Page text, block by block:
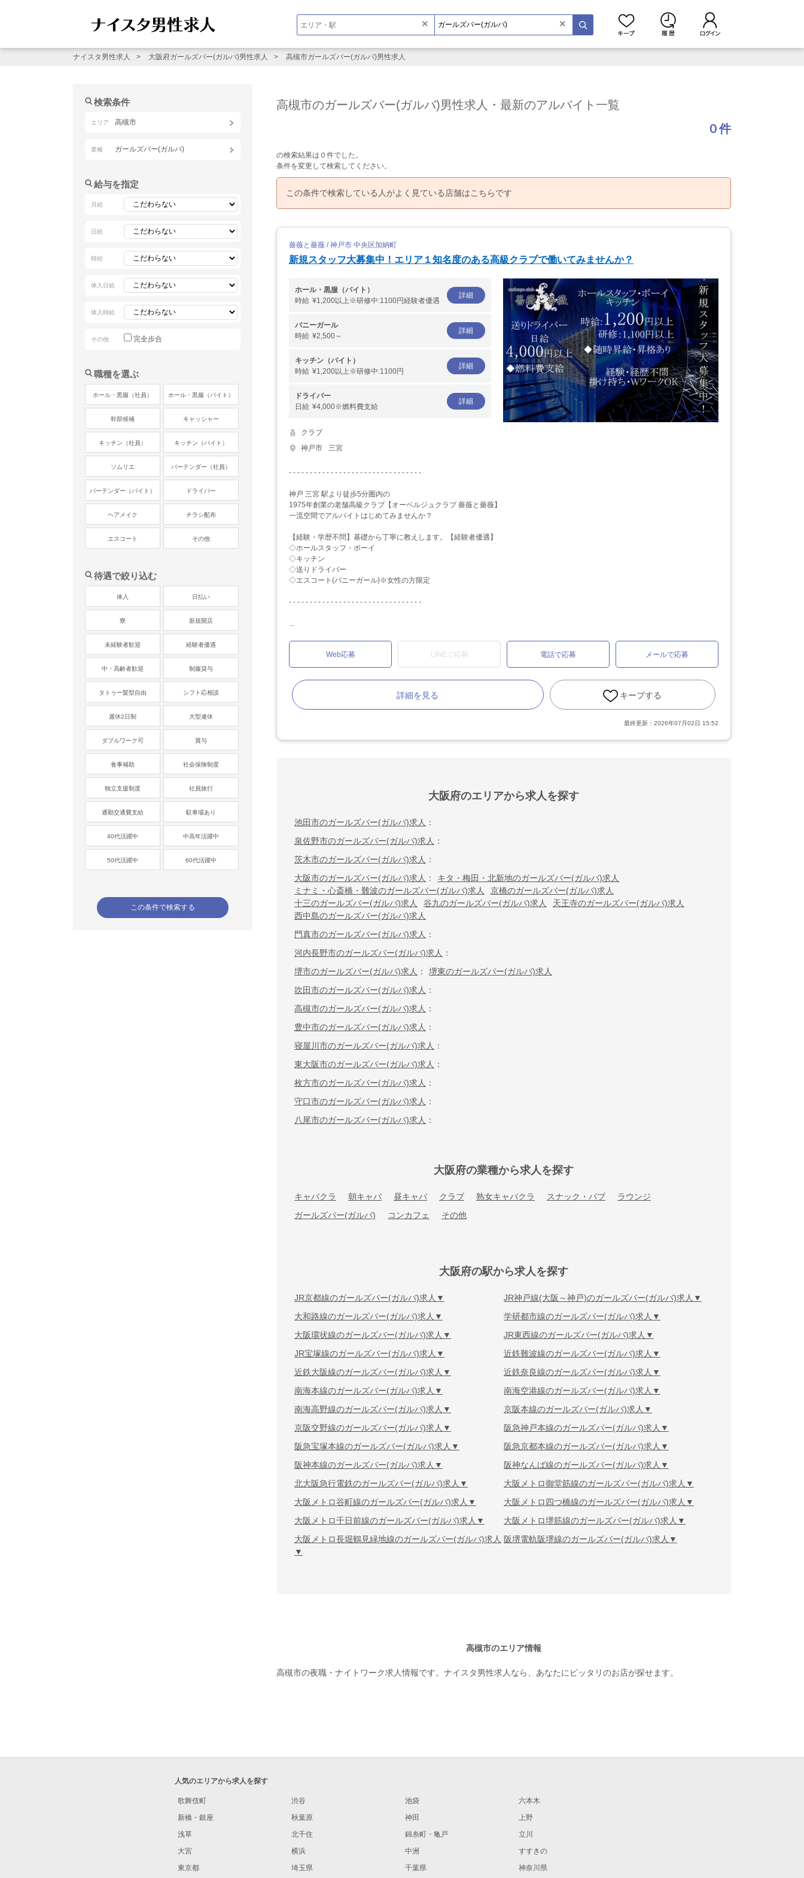
× ×
ナイスタ男性求人 大阪府ガールズバー(ガルバ)男性求人 高槻市ガールズバー(ガルバ)男性求人
高槻市のガールズバー(ガルバ)男性求人・最新のアルバイト一覧
０件
の検索結果は０件でした。
条件を変更して検索してください。
この条件で検索している人がよく見ている店舗はこちらです
薔薇と薔薇 / 神戸市 中央区加納町
新規スタッフ大募集中！エリア１知名度のある高級クラブで働いてみませんか？
ホール・黒服（バイト）
時給 ¥1,200以上※研修中:1100円経験者優遇
詳細
バニーガール
時給 ¥2,500～
詳細
キッチン（バイト）
時給 ¥1,200以上※研修中:1100円
詳細
ドライバー
日給 ¥4,000※燃料費支給
詳細
クラブ
神戸市
三宮
- - - - - - - - - - - - - - - - - - - - - - - - - - - - - - - -
神戸 三宮 駅より徒歩5分圏内の
1975年創業の老舗高級クラブ【オーベルジュクラブ 薔薇と薔薇】
一流空間でアルバイトはじめてみませんか？
【経験・学歴不問】基礎から丁寧に教えします。【経験者優遇】
◇ホールスタッフ・ボーイ
◇キッチン
◇送りドライバー
◇エスコート(バニーガール)※女性の方限定
- - - - - - - - - - - - - - - - - - - - - - - - - - - - - - - -
...
Web応募 LINEで応募 電話で応募 メールで応募
詳細を見る キープする
最終更新： 2026年07月02日 15:52
大阪府のエリアから求人を探す
池田市のガールズバー(ガルバ)求人
泉佐野市のガールズバー(ガルバ)求人
茨木市のガールズバー(ガルバ)求人
大阪市のガールズバー(ガルバ)求人
キタ・梅田・北新地のガールズバー(ガルバ)求人
ミナミ・心斎橋・難波のガールズバー(ガルバ)求人
京橋のガールズバー(ガルバ)求人
十三のガールズバー(ガルバ)求人
谷九のガールズバー(ガルバ)求人
天王寺のガールズバー(ガルバ)求人
西中島のガールズバー(ガルバ)求人
門真市のガールズバー(ガルバ)求人
河内長野市のガールズバー(ガルバ)求人
堺市のガールズバー(ガルバ)求人
堺東のガールズバー(ガルバ)求人
吹田市のガールズバー(ガルバ)求人
高槻市のガールズバー(ガルバ)求人
豊中市のガールズバー(ガルバ)求人
寝屋川市のガールズバー(ガルバ)求人
東大阪市のガールズバー(ガルバ)求人
枚方市のガールズバー(ガルバ)求人
守口市のガールズバー(ガルバ)求人
八尾市のガールズバー(ガルバ)求人
大阪府の業種から求人を探す
キャバクラ 朝キャバ 昼キャバ クラブ 熟女キャバクラ スナック・パブ
ラウンジ
ガールズバー(ガルバ)
コンカフェ その他
大阪府の駅から求人を探す
JR京都線のガールズバー(ガルバ)求人
JR神戸線(大阪～神戸)のガールズバー(ガルバ)求人
大和路線のガールズバー(ガルバ)求人
学研都市線のガールズバー(ガルバ)求人
大阪環状線のガールズバー(ガルバ)求人
JR東西線のガールズバー(ガルバ)求人
JR宝塚線のガールズバー(ガルバ)求人
近鉄難波線のガールズバー(ガルバ)求人
近鉄大阪線のガールズバー(ガルバ)求人
近鉄奈良線のガールズバー(ガルバ)求人
南海本線のガールズバー(ガルバ)求人
南海空港線のガールズバー(ガルバ)求人
南海高野線のガールズバー(ガルバ)求人
京阪本線のガールズバー(ガルバ)求人
京阪交野線のガールズバー(ガルバ)求人
阪急神戸本線のガールズバー(ガルバ)求人
阪急宝塚本線のガールズバー(ガルバ)求人
阪急京都本線のガールズバー(ガルバ)求人
阪神本線のガールズバー(ガルバ)求人
阪神なんば線のガールズバー(ガルバ)求人
北大阪急行電鉄のガールズバー(ガルバ)求人
大阪メトロ御堂筋線のガールズバー(ガルバ)求人
大阪メトロ谷町線のガールズバー(ガルバ)求人
大阪メトロ四つ橋線のガールズバー(ガルバ)求人
大阪メトロ千日前線のガールズバー(ガルバ)求人
大阪メトロ堺筋線のガールズバー(ガルバ)求人
大阪メトロ長堀鶴見緑地線のガールズバー(ガルバ)求人 阪堺電軌阪堺線のガールズバー(ガルバ)求人
高槻市のエリア情報
高槻市の夜職・ナイトワーク求人情報です。ナイスタ男性求人なら、あなたにピッタリのお店が探せます。
検索条件
エリア 高槻市
業種 ガールズバー(ガルバ)
給与を指定
月給
日給
時給
体入日給
体入時給
その他 完全歩合
職種を選ぶ
ホール・黒服（社員） ホール・黒服（バイト）
幹部候補 キャッシャー
キッチン（社員） キッチン（バイト）
ソムリエ バーテンダー（社員）
バーテンダー（バイト） ドライバー
ヘアメイク チラシ配布
エスコート その他
待遇で絞り込む
体入 日払い
寮 新規開店
未経験者歓迎 経験者優遇
中・高齢者歓迎 制服貸与
タトゥー髪型自由 シフト応相談
週休2日制 大型連休
ダブルワーク可 賞与
食事補助 社会保険制度
独立支援制度 社員旅行
通勤交通費支給 駐車場あり
40代活躍中 中高年活躍中
50代活躍中 60代活躍中
人気のエリアから求人を探す
歌舞伎町 渋谷 池袋
六本木
新橋・銀座
秋葉原 神田
上野
浅草
北千住 錦糸町・亀戸
立川
大宮
横浜 中洲
すすきの
東京都
埼玉県 千葉県 神奈川県